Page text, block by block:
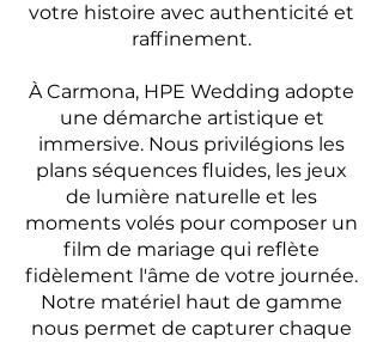
votre histoire avec authenticité et
raffinement.
À Carmona, HPE Wedding adopte
une démarche artistique et
immersive. Nous privilégions les
plans séquences fluides, les jeux
de lumière naturelle et les
moments volés pour composer un
film de mariage qui reflète
fidèlement l'âme de votre journée.
Notre matériel haut de gamme
nous permet de capturer chaque